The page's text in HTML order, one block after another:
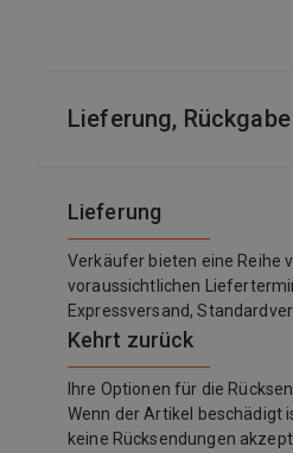
Lieferung,
Lieferung
Verkäufer bieten eine Reihe
voraussichtlichen
Expressversand,
Kehrt zurück
Ihre Optionen für die
Wenn der Artikel beschädigt
keine Rücksendungen